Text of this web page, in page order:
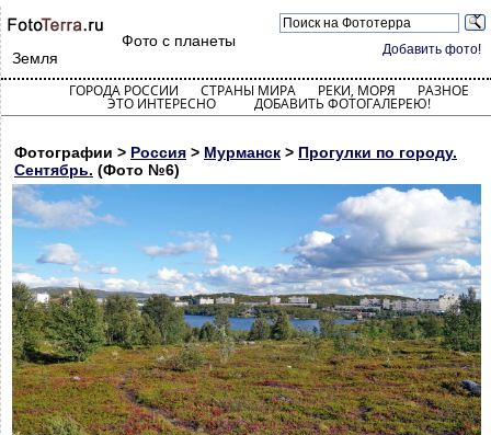
Добавить фото!
Фото с планеты
Земля
ГОРОДА РОССИИ СТРАНЫ МИРА РЕКИ, МОРЯ РАЗНОЕ
ЭТО ИНТЕРЕСНО ДОБАВИТЬ ФОТОГАЛЕРЕЮ!
Фотографии > Россия > Мурманск > Прогулки по городу.
Сентябрь. (Фото №6)